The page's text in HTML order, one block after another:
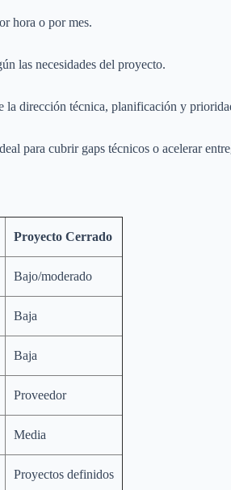
hora o por mes.
las necesidades del proyecto.
la dirección técnica, planificación y
para cubrir gaps técnicos o acelerar
Proyecto Cerrado
Bajo/moderado
Baja
Baja
Proveedor
Media
Proyectos definidos